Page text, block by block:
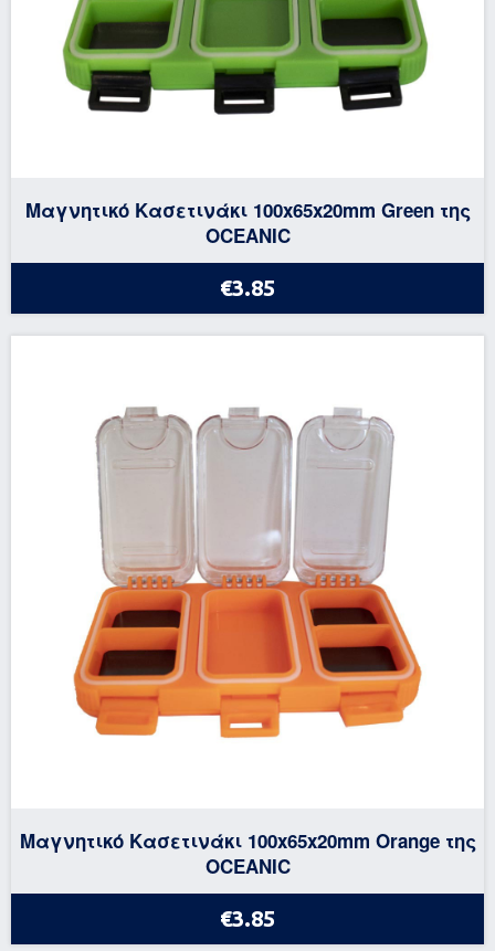
Μαγνητικό Κασετινάκι 100x65x20mm Green της
OCEANIC
€3.85
Μαγνητικό Κασετινάκι 100x65x20mm Orange της
OCEANIC
€3.85